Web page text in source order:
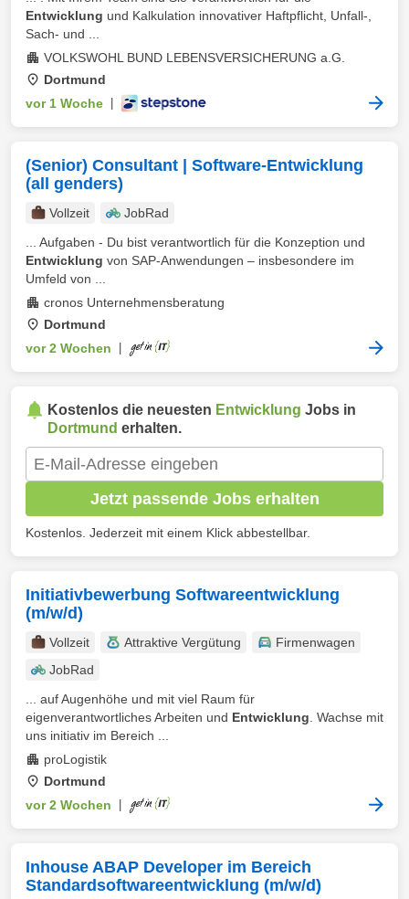
Entwicklung und Kalkulation innovativer Haftpflicht, Unfall-,
Sach- und ...
VOLKSWOHL BUND LEBENSVERSICHERUNG a.G.
Dortmund
vor 1 Woche
(Senior) Consultant | Software-Entwicklung
(all genders)
Vollzeit
JobRad
... Aufgaben - Du bist verantwortlich für die Konzeption und
Entwicklung von SAP-Anwendungen – insbesondere im
Umfeld von ...
cronos Unternehmensberatung
Dortmund
vor 2 Wochen
Kostenlos die neuesten Entwicklung Jobs in
Dortmund erhalten.
Jetzt passende Jobs erhalten
Kostenlos. Jederzeit mit einem Klick abbestellbar.
Initiativbewerbung Softwareentwicklung
(m/w/d)
Vollzeit Attraktive Vergütung
Firmenwagen
JobRad
... auf Augenhöhe und mit viel Raum für
eigenverantwortliches Arbeiten und Entwicklung . Wachse mit
uns initiativ im Bereich ...
proLogistik
Dortmund
vor 2 Wochen
Inhouse ABAP Developer im Bereich
Standardsoftwareentwicklung (m/w/d)